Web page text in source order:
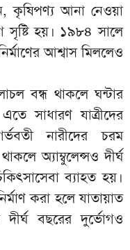
কৃষিপণ্য আনা নেওয়া
সৃষ্টি হয়। ১৯৮৪ সালে
আশ্বাস মিললেও
বন্ধ থাকলে ঘন্টার
সাধারণ যাত্রীদের
নারীদের চরম
অ্যাম্বুলেন্সও দীর্ঘ
ব্যাহত হয়।
করা হলে যাতায়াত
বছরের দুর্ভোগও